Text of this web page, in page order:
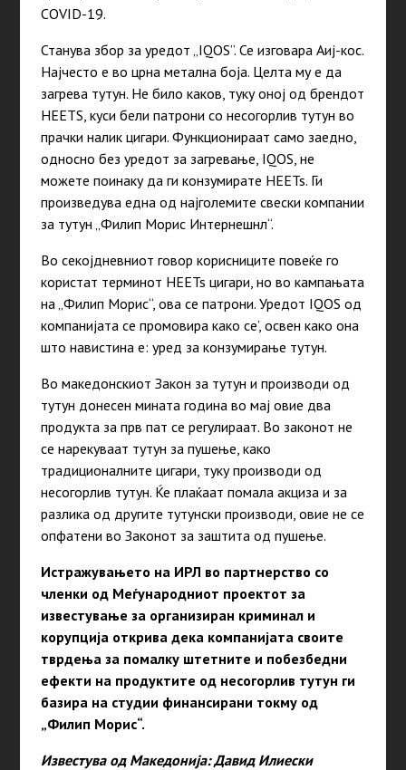
COVID-19.
Станува збор за уредот „IQOS”. Се изговара Аиј-кос.
Најчесто е во црна метална боја. Целта му е да
загрева тутун. Не било каков, туку оној од брендот
HEETS, куси бели патрони со несогорлив тутун во
прачки налик цигари. Функционираат само заедно,
односно без уредот за загревање, IQOS, не
можете поинаку да ги конзумирате HEETs. Ги
произведува една од најголемите свески компании
за тутун „Филип Морис Интернешнл“.
Во секојдневниот говор корисниците повеќе го
користат терминот HEETs цигари, но во кампањата
на „Филип Морис“, ова се патрони. Уредот IQOS од
компанијата се промовира како се’, освен како она
што навистина е: уред за конзумирање тутун.
Во македонскиот Закон за тутун и производи од
тутун донесен мината година во мај овие два
продукта за прв пат се регулираат. Во законот не
се нарекуваат тутун за пушење, како
традиционалните цигари, туку производи од
несогорлив тутун. Ќе плаќаат помала акциза и за
разлика од другите тутунски производи, овие не се
опфатени во Законот за заштита од пушење.
Истражувањето на ИРЛ во партнерство со
членки од Меѓународниот проектот за
известување за организиран криминал и
корупција открива дека компанијата своите
тврдења за помалку штетните и побезбедни
ефекти на продуктите од несогорлив тутун ги
базира на студии финансирани токму од
„Филип Морис“.
Известува од Македонија: Давид Илиески